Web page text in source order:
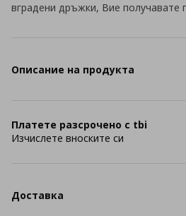
вградени дръжки, Вие получавате
Описание на продукта
Платете разсрочено с tbi
Изчислете вноските си
Доставка